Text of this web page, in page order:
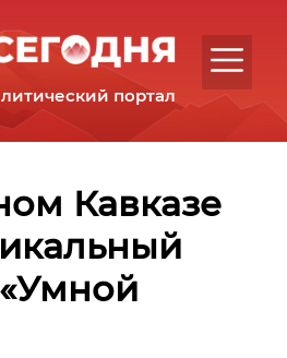
портал
Кавказе